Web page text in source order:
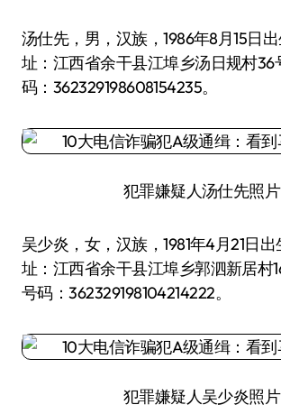
汤仕先，男，汉族，1986年8月15日
址：江西省余干县江埠乡汤日规村36
码：362329198608154235。
犯罪嫌疑人汤仕先照片
吴少炎，女，汉族，1981年4月21日
址：江西省余干县江埠乡郭泗新居村
号码：362329198104214222。
犯罪嫌疑人吴少炎照片